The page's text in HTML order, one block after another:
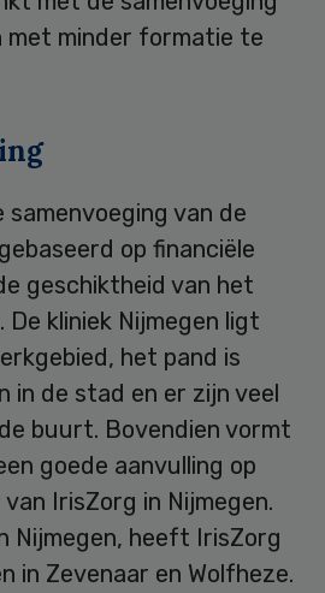
met minder formatie te
samenvoeging van de
op financiële
geschiktheid van het
De kliniek Nijmegen ligt
het pand is
in de stad en er zijn veel
buurt. Bovendien vormt
goede aanvulling op
IrisZorg in Nijmegen.
Nijmegen, heeft IrisZorg
in Zevenaar en Wolfheze.